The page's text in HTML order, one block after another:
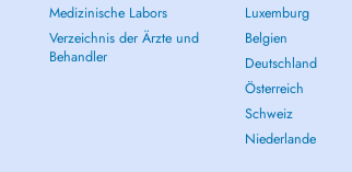
Medizinische Labors
Verzeichnis der Ärzte und
Behandler
Luxemburg
Belgien
Deutschland
Österreich
Schweiz
Niederlande